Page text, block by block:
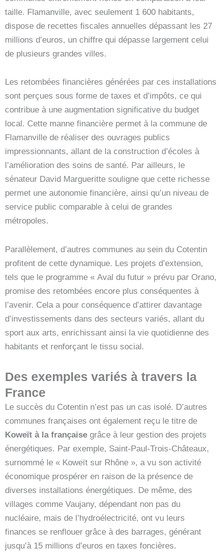
taille. Flamanville, avec seulement 1 600 habitants,
dispose de recettes fiscales annuelles dépassant les 27
millions d’euros, un chiffre qui dépasse largement celui
de plusieurs grandes villes.
Les retombées financières générées par ces installations
sont perçues sous forme de taxes et d’impôts, ce qui
contribue à une augmentation significative du budget
local. Cette manne financière permet à la commune de
Flamanville de réaliser des ouvrages publics
impressionnants, allant de la construction d’écoles à
l’amélioration des soins de santé. Par ailleurs, le
sénateur David Margueritte souligne que cette richesse
permet une autonomie financière, ainsi qu’un niveau de
service public comparable à celui de grandes
métropoles.
Parallèlement, d’autres communes au sein du Cotentin
profitent de cette dynamique. Les projets d’extension,
tels que le programme « Aval du futur » prévu par Orano,
promise des retombées encore plus conséquentes à
l’avenir. Cela a pour conséquence d’attirer davantage
d’investissements dans des secteurs variés, allant du
sport aux arts, enrichissant ainsi la vie quotidienne des
habitants et renforçant le tissu social.
Des exemples variés à travers la
France
Le succès du Cotentin n’est pas un cas isolé. D’autres
communes françaises ont également reçu le titre de
Koweït à la française grâce à leur gestion des projets
énergétiques. Par exemple, Saint-Paul-Trois-Châteaux,
surnommé le « Koweït sur Rhône », a vu son activité
économique prospérer en raison de la présence de
diverses installations énergétiques. De même, des
villages comme Vaujany, dépendant non pas du
nucléaire, mais de l’hydroélectricité, ont vu leurs
finances se renflouer grâce à des barrages, générant
jusqu’à 15 millions d’euros en taxes foncières.